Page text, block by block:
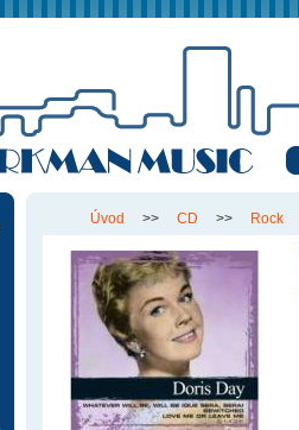
Úvod >> CD >> Rock